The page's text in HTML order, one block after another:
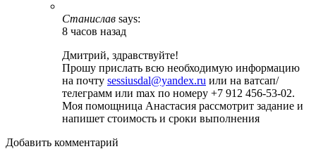
Станислав says:
8 часов назад
Дмитрий, здравствуйте!
Прошу прислать всю необходимую информацию
на почту sessiusdal@yandex.ru или на ватсап/
телеграмм или max по номеру +7 912 456-53-02.
Моя помощница Анастасия рассмотрит задание и
напишет стоимость и сроки выполнения
Добавить комментарий